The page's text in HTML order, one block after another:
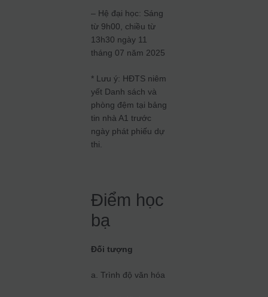
– Hệ đại học: Sáng
từ 9h00, chiều từ
13h30 ngày 11
tháng 07 năm 2025
* Lưu ý: HĐTS niêm
yết Danh sách và
phòng đệm tại bảng
tin nhà A1 trước
ngày phát phiếu dự
thi.
Điểm học
bạ
Đối tượng
a. Trình độ văn hóa